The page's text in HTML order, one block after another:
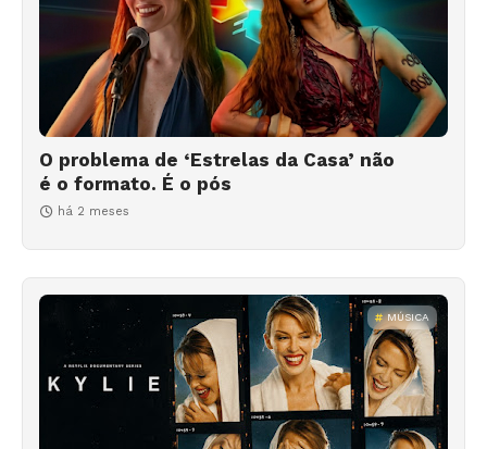
O problema de ‘Estrelas da Casa’ não
é o formato. É o pós
há 2 meses
MÚSICA